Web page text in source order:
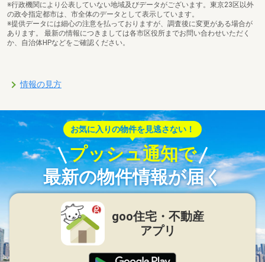
※行政機関により公表していない地域及びデータがございます。東京23区以外
の政令指定都市は、市全体のデータとして表示しています。
※提供データには細心の注意を払っておりますが、調査後に変更がある場合が
あります。 最新の情報につきましては各市区役所までお問い合わせいただく
か、自治体HPなどをご確認ください。
情報の見方
お気に入りの物件を見逃さない！
プッシュ通知で
最新の物件情報が届く
goo住宅・不動産
アプリ